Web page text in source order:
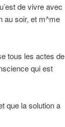
de vivre avec
au soir, et m^me
tous les actes de
qui est
que la solution a